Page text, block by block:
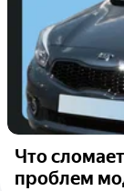
Что
проблем